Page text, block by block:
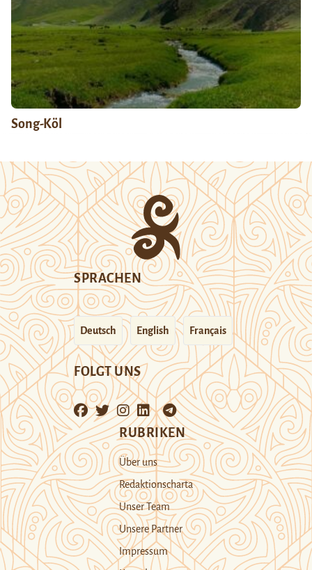
Song-Köl
SPRACHEN
Deutsch English Français
FOLGT UNS
RUBRIKEN
Über uns
Redaktionscharta
Unser Team
Unsere Partner
Impressum